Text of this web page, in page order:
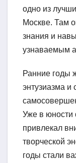
одно из
Москве. Там
знания и
узнаваемым
Ранние годы
энтузиазма и
Уже в юности
привлекал
творческой
годы стали